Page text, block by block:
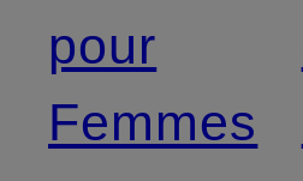
pour
Femmes